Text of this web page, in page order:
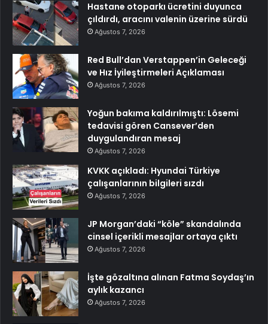
Hastane otoparkı ücretini duyunca
çıldırdı, aracını valenin üzerine sürdü
Ağustos 7, 2026
Red Bull’dan Verstappen’in Geleceği
ve Hız İyileştirmeleri Açıklaması
Ağustos 7, 2026
Yoğun bakıma kaldırılmıştı: Lösemi
tedavisi gören Cansever’den
duygulandıran mesaj
Ağustos 7, 2026
KVKK açıkladı: Hyundai Türkiye
çalışanlarının bilgileri sızdı
Ağustos 7, 2026
JP Morgan’daki “köle” skandalında
cinsel içerikli mesajlar ortaya çıktı
Ağustos 7, 2026
İşte gözaltına alınan Fatma Soydaş’ın
aylık kazancı
Ağustos 7, 2026